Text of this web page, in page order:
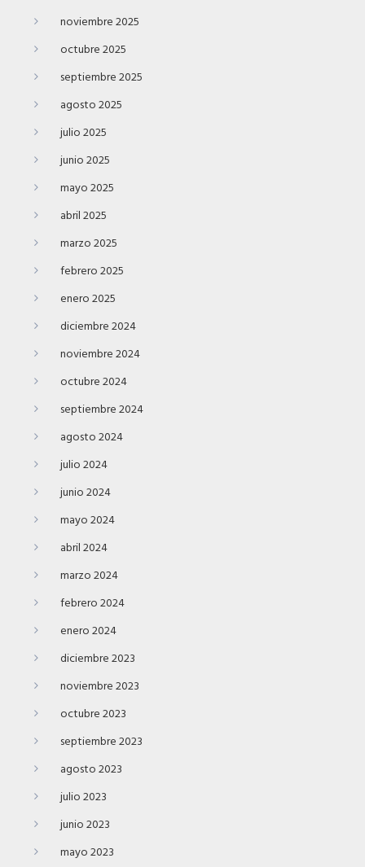
noviembre 2025
octubre 2025
septiembre 2025
agosto 2025
julio 2025
junio 2025
mayo 2025
abril 2025
marzo 2025
febrero 2025
enero 2025
diciembre 2024
noviembre 2024
octubre 2024
septiembre 2024
agosto 2024
julio 2024
junio 2024
mayo 2024
abril 2024
marzo 2024
febrero 2024
enero 2024
diciembre 2023
noviembre 2023
octubre 2023
septiembre 2023
agosto 2023
julio 2023
junio 2023
mayo 2023